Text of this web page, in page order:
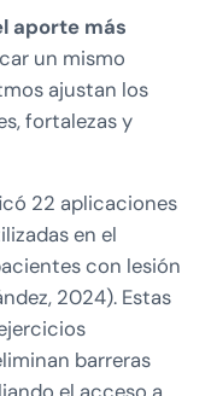
aporte más
un mismo
ajustan los
fortalezas y
22 aplicaciones
en el
con lesión
2024). Estas
barreras